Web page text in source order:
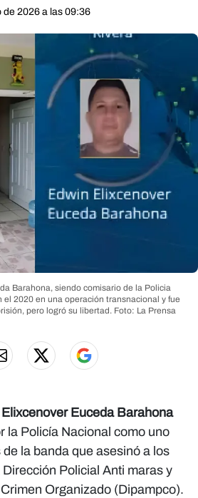
2026 a las 09:36
Barahona, siendo comisario de la Policia
el 2020 en una operación transnacional y fue
pero logró su libertad. Foto: La Prensa
Elixcenover Euceda Barahona
la Policía Nacional como uno
la banda que asesinó a los
Policial Anti maras y
Organizado (Dipampco).